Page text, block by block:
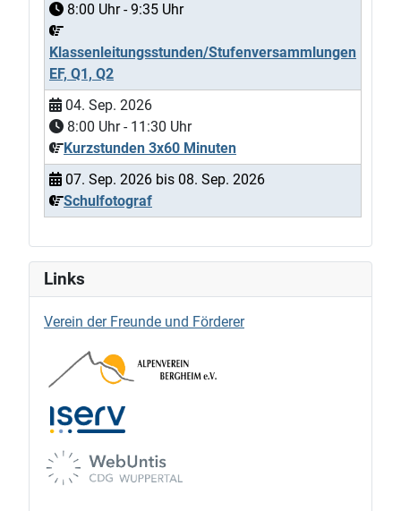
8:00 Uhr -9:35 Uhr
Klassenleitungsstunden/Stufenversammlungen
EF, Q1, Q2
04. Sep. 2026
8:00 Uhr - 11:30 Uhr
Kurzstunden 3x60 Minuten
07. Sep. 2026 bis 08. Sep. 2026
Schulfotograf
Links
Verein der Freunde und Förderer